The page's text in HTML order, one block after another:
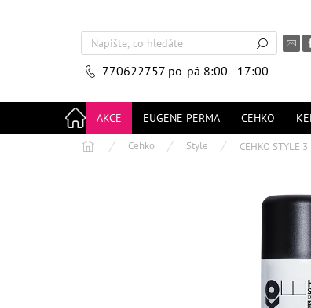
770622757 po-pá 8:00 - 17:00
AKCE EUGENE PERMA CEHKO
Domů Cehko Style CEHKO STYLE